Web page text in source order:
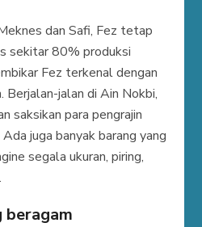
dan Safi, Fez tetap
sekitar 80% produksi
Fez terkenal dengan
Berjalan-jalan di Ain Nokbi,
saksikan para pengrajin
juga banyak barang yang
segala ukuran, piring,
beragam